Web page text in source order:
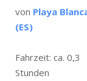
von Playa
(ES)
Fahrzeit: ca. 0,3
Stunden